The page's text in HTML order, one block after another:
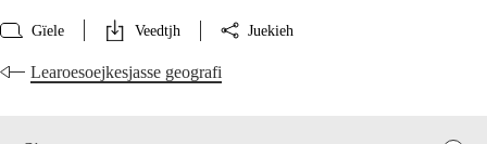
Gïele Veedtjh Juekieh
Learoesoejkesjasse geografi